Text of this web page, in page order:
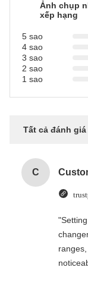
Ảnh chụp
xếp hạng
5 sao
4 sao
3 sao
2 sao
1 sao
Tất cả đánh giá
C